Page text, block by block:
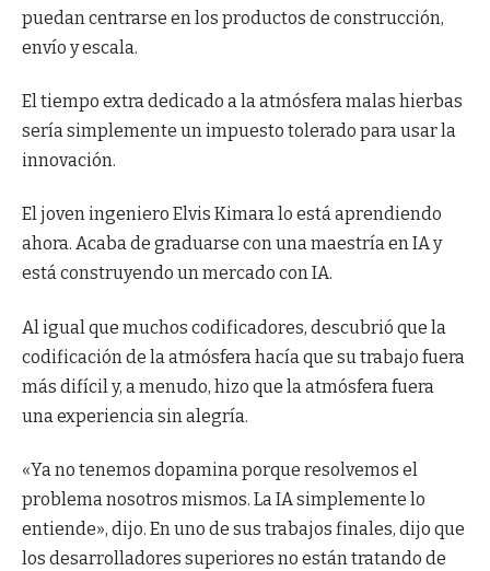
puedan centrarse en los productos de construcción,
envío y escala.
El tiempo extra dedicado a la atmósfera malas hierbas
sería simplemente un impuesto tolerado para usar la
innovación.
El joven ingeniero Elvis Kimara lo está aprendiendo
ahora. Acaba de graduarse con una maestría en IA y
está construyendo un mercado con IA.
Al igual que muchos codificadores, descubrió que la
codificación de la atmósfera hacía que su trabajo fuera
más difícil y, a menudo, hizo que la atmósfera fuera
una experiencia sin alegría.
«Ya no tenemos dopamina porque resolvemos el
problema nosotros mismos. La IA simplemente lo
entiende», dijo. En uno de sus trabajos finales, dijo que
los desarrolladores superiores no están tratando de